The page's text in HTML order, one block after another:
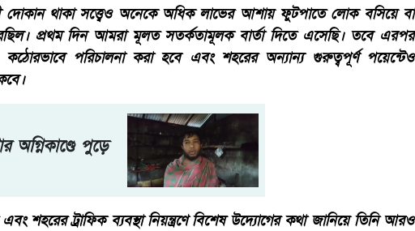
দোকান থাকা সত্ত্বেও অনেকে অধিক লাভের আশায় ফুটপাতে লোক বসিয়ে বা
প্রথম দিন আমরা মূলত সতর্কতামূলক বার্তা দিতে এসেছি। তবে এরপর
পরিচালনা করা হবে এবং শহরের অন্যান্য গুরুত্বপূর্ণ পয়েন্টেও
অগ্নিকাণ্ডে পুড়ে
শহরের ট্রাফিক ব্যবস্থা নিয়ন্ত্রণে বিশেষ উদ্যোগের কথা জানিয়ে তিনি আরও